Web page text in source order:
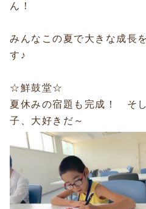
ん！
みんなこの夏で大きな成長
す♪
☆鮮鼓堂☆
夏休みの宿題も完成！ そ
子、大好きだ～